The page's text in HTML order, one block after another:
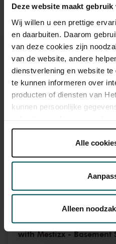
Deze website maakt gebruik
Wij willen u een prettige
en daarbuiten. Daarom
van deze cookies zijn
van de website, andere
dienstverlening en website
te kunnen informeren over
producten of diensten van
kunnen persoonlijke
onder 'aanpassen' zelf
Lees onze cookieverklaring
Via decookieverklaringop
We werken samen met32
Alle
Alleen
You might also like:
Ibelisse Guardia
with Mestizx - Basement